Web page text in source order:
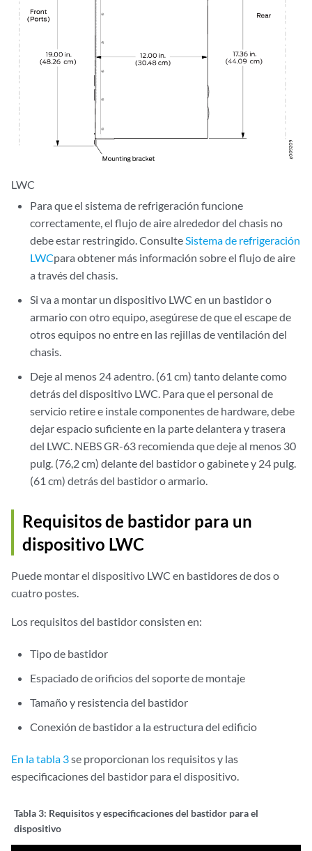
LWC
Para que el sistema de refrigeración funcione
correctamente, el flujo de aire alrededor del chasis no
debe estar restringido. Consulte Sistema de refrigeración
LWCpara obtener más información sobre el flujo de aire
a través del chasis.
Si va a montar un dispositivo LWC en un bastidor o
armario con otro equipo, asegúrese de que el escape de
otros equipos no entre en las rejillas de ventilación del
chasis.
Deje al menos 24 adentro. (61 cm) tanto delante como
detrás del dispositivo LWC. Para que el personal de
servicio retire e instale componentes de hardware, debe
dejar espacio suficiente en la parte delantera y trasera
del LWC. NEBS GR-63 recomienda que deje al menos 30
pulg. (76,2 cm) delante del bastidor o gabinete y 24 pulg.
(61 cm) detrás del bastidor o armario.
Requisitos de bastidor para un
dispositivo LWC
Puede montar el dispositivo LWC en bastidores de dos o
cuatro postes.
Los requisitos del bastidor consisten en:
Tipo de bastidor
Espaciado de orificios del soporte de montaje
Tamaño y resistencia del bastidor
Conexión de bastidor a la estructura del edificio
En la tabla 3se proporcionan los requisitos y las
especificaciones del bastidor para el dispositivo.
Tabla 3: Requisitos y especificaciones del bastidor para el
dispositivo